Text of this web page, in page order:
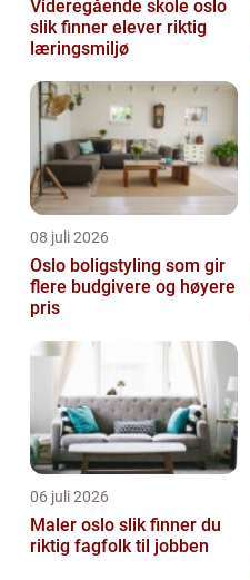
Videregående skole oslo
slik finner elever riktig
læringsmiljø
08 juli 2026
Oslo boligstyling som gir
flere budgivere og høyere
pris
06 juli 2026
Maler oslo slik finner du
riktig fagfolk til jobben